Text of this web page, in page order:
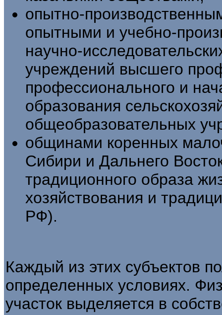
опытно-
опытными и учеб­но-
научно-
учреждений высшего
профессионального и
образования
общеобразовательных
общинами коренных
Сибири и Дальнего
традиционного образа
хозяйствования и
РФ).
Каждый из этих субъектов
опре­деленных условиях.
участок выделяет­ся в